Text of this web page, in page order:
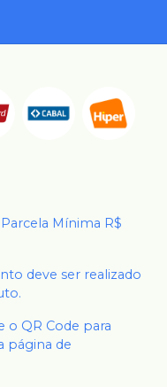
Mínima R$
deve ser realizado
o QR Code para
página de